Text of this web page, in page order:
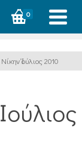
0
Ἰούλιος 2010